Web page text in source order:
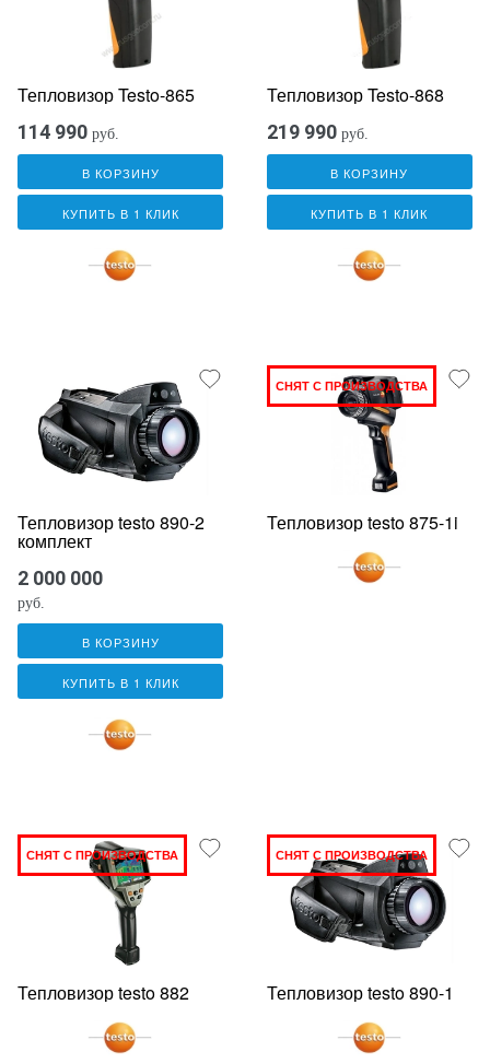
Тепловизор Testo-865
114 990 руб.
В КОРЗИНУ
КУПИТЬ В 1 КЛИК
Тепловизор Testo-868
219 990 руб.
В КОРЗИНУ
КУПИТЬ В 1 КЛИК
Тепловизор testo 890-2
комплект
2 000 000
руб.
В КОРЗИНУ
КУПИТЬ В 1 КЛИК
СНЯТ С ПРОИЗВОДСТВА
Тепловизор testo 875-1i
СНЯТ С ПРОИЗВОДСТВА
Тепловизор testo 882
СНЯТ С ПРОИЗВОДСТВА
Тепловизор testo 890-1